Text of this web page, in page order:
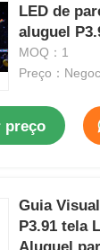
LED de
aluguel
transmissão
MOQ：1
Preço：
preço
Guia
P3.91 tela